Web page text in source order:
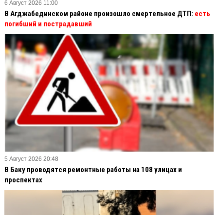
6 Август 2026 11:00
В Агджабединском районе произошло смертельное ДТП: есть
погибший и пострадавший
5 Август 2026 20:48
В Баку проводятся ремонтные работы на 108 улицах и
проспектах